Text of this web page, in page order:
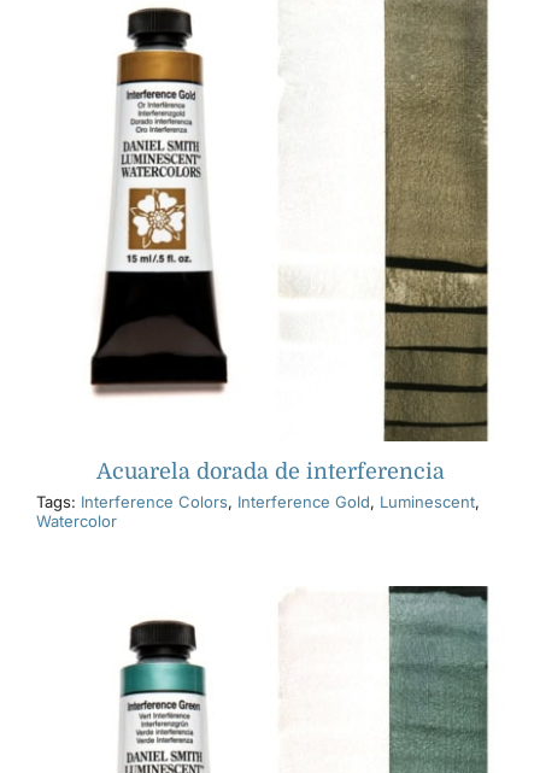
Acuarela dorada de interferencia
Tags: Interference Colors, Interference Gold, Luminescent,
Watercolor